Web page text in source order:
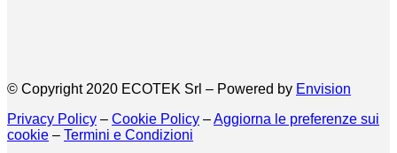
© Copyright 2020 ECOTEK Srl – Powered by Envision
Privacy Policy – Cookie Policy –Aggiorna le preferenze sui
cookie – Termini e Condizioni